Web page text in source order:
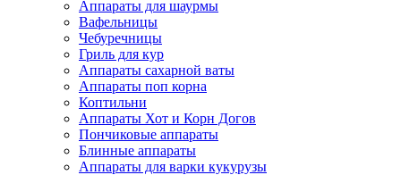
Аппараты для шаурмы
Вафельницы
Чебуречницы
Гриль для кур
Аппараты сахарной ваты
Аппараты поп корна
Коптильни
Аппараты Хот и Корн Догов
Пончиковые аппараты
Блинные аппараты
Аппараты для варки кукурузы